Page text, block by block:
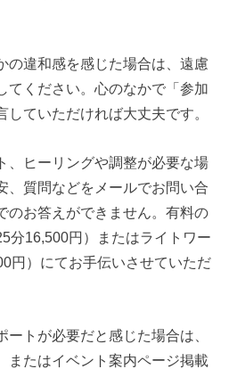
の違和感を感じた場合は、遠慮
てください。心のなかで「参加
していただければ大丈夫です。
、ヒーリングや調整が必要な場
、質問などをメールでお問い合
のお答えができません。有料の
分16,500円）またはライトワー
円）にてお手伝いさせていただ
ートが必要だと感じた場合は、
またはイベント案内ページ掲載